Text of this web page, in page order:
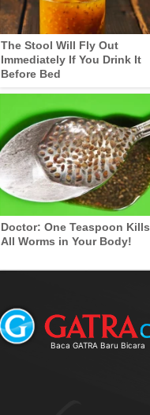
The Stool Will Fly Out
Immediately If You Drink It
Before Bed
Doctor: One Teaspoon Kills
All Worms in Your Body!
Baca GATRA Baru Bicara